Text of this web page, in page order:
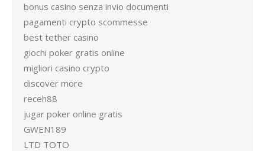
bonus casino senza invio documenti
pagamenti crypto scommesse
best tether casino
giochi poker gratis online
migliori casino crypto
discover more
receh88
jugar poker online gratis
GWEN189
LTD TOTO